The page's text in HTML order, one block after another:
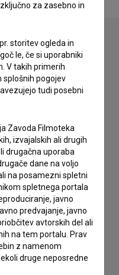
lahko stopite v
filmov. Veseli bomo vaših
za zasebno in
storitev ogleda in
le, če si uporabniki
V takih primerih
splošnih pogojev
tudi posebni
Zavoda Filmoteka
izvajalskih ali drugih
drugačna uporaba
dane na voljo
na posamezni spletni
spletnega portala
javno
predvajanje, javno
avtorskih del ali
na tem portalu. Prav
z namenom
druge neposredne